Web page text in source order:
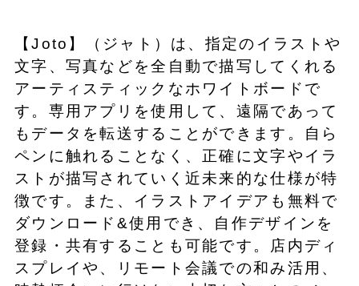
【Joto】（ジャト）は、指定のイラストや
文字、写真などを全自動で描写してくれる
アーティスティックなホワイトボードで
す。専用アプリを使用して、遠隔であって
もデータを転送することができます。自ら
ペンに触れることなく、正確に文字やイラ
ストが描写されていく近未来的な仕様が特
徴です。また、イラストアイデアも無料で
ダウンロード&使用でき、自作デザインを
登録・共有することも可能です。店内ディ
スプレイや、リモート会議での和み活用、